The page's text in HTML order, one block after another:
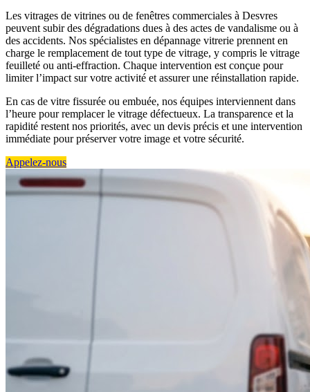
Les vitrages de vitrines ou de fenêtres commerciales à Desvres
peuvent subir des dégradations dues à des actes de vandalisme ou à
des accidents. Nos spécialistes en dépannage vitrerie prennent en
charge le remplacement de tout type de vitrage, y compris le vitrage
feuilleté ou anti-effraction. Chaque intervention est conçue pour
limiter l’impact sur votre activité et assurer une réinstallation rapide.
En cas de vitre fissurée ou embuée, nos équipes interviennent dans
l’heure pour remplacer le vitrage défectueux. La transparence et la
rapidité restent nos priorités, avec un devis précis et une intervention
immédiate pour préserver votre image et votre sécurité.
Appelez-nous